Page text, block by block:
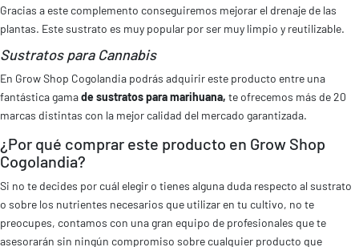
Gracias a este complemento conseguiremos mejorar el drenaje de las
plantas. Este sustrato es muy popular por ser muy limpio y reutilizable.
Sustratos para Cannabis
En Grow Shop Cogolandia podrás adquirir este producto entre una
fantástica gamade sustratos para marihuana, te ofrecemos más de 20
marcas distintas con la mejor calidad del mercado garantizada.
¿Por qué comprar este producto en Grow Shop
Cogolandia?
Si no te decides por cuál elegir o tienes alguna duda respecto al sustrato
o sobre los nutrientes necesarios que utilizar en tu cultivo, no te
preocupes, contamos con una gran equipo de profesionales que te
asesorarán sin ningún compromiso sobre cualquier producto que